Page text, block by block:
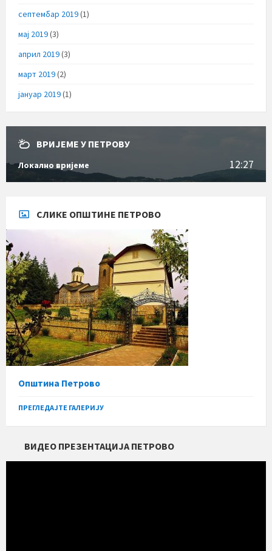
септембар 2019(1)
мај 2019(3)
април 2019(3)
март 2019(2)
јануар 2019(1)
ВРИЈЕМЕ У ПЕТРОВУ
Локално вријеме 12:27
СЛИКЕ ОПШТИНЕ ПЕТРОВО
Општина Петрово
ПРЕГЛЕДАЈТЕ ГАЛЕРИЈУ
ВИДЕО ПРЕЗЕНТАЦИЈА ПЕТРОВО